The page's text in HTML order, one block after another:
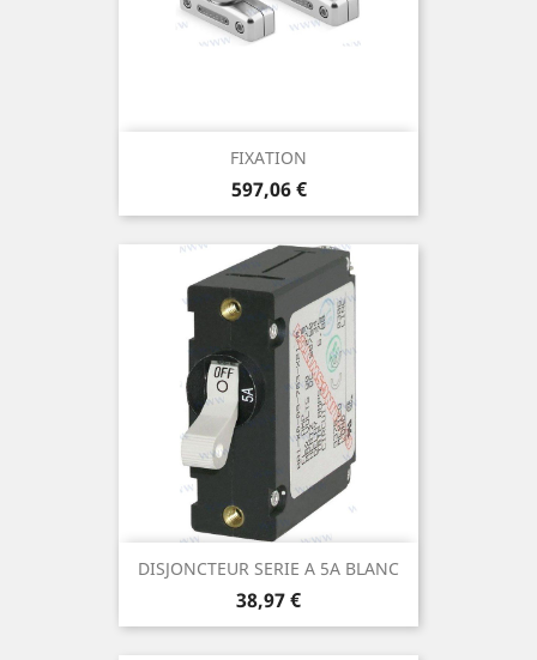
FIXATION
Prix
597,06 €
DISJONCTEUR SERIE A 5A BLANC
Prix
38,97 €